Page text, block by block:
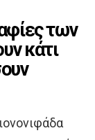
των
κάτι